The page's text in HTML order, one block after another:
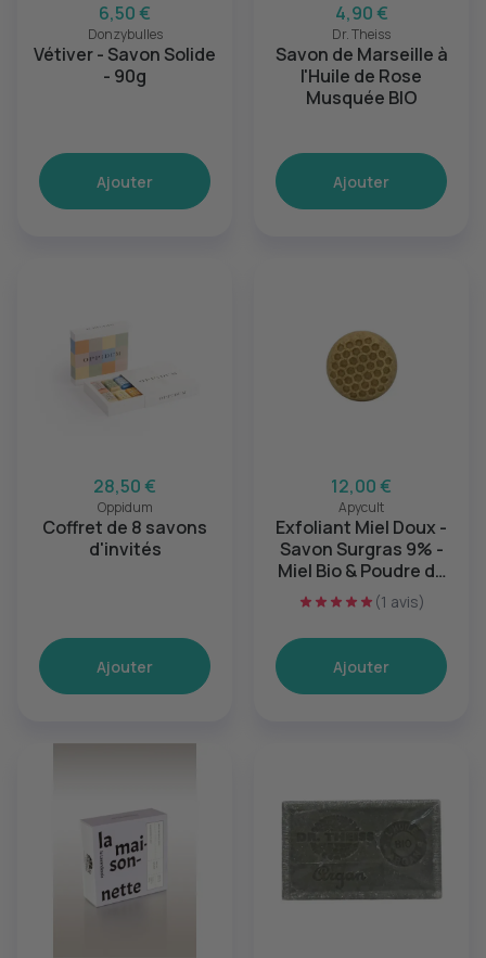
6,50 €
Donzybulles
Vétiver - Savon Solide
- 90g
Ajouter
4,90 €
Dr. Theiss
Savon de Marseille à
l'Huile de Rose
Musquée BIO
Ajouter
28,50 €
Oppidum
Coffret de 8 savons
d'invités
Ajouter
12,00 €
Apycult
Exfoliant Miel Doux -
Savon Surgras 9% -
Miel Bio & Poudre de
Noyaux de Prunes
(1 avis)
Ajouter